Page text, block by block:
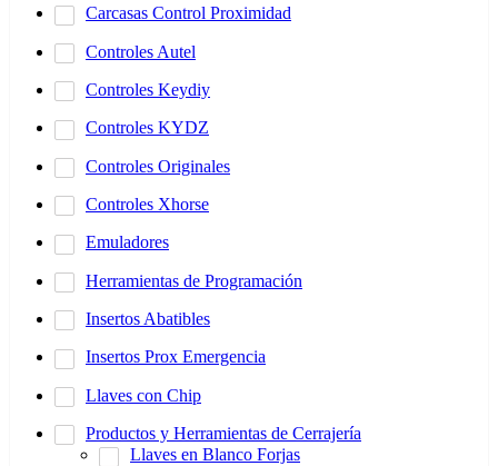
Carcasas Control Proximidad
Controles Autel
Controles Keydiy
Controles KYDZ
Controles Originales
Controles Xhorse
Emuladores
Herramientas de Programación
Insertos Abatibles
Insertos Prox Emergencia
Llaves con Chip
Productos y Herramientas de Cerrajería
Llaves en Blanco Forjas